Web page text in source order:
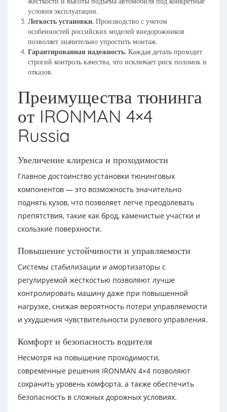
условия эксплуатации.
Легкость установки. Производство с учетом
особенностей российских моделей внедорожников
позволяет значительно упростить монтаж.
Гарантированная надежность. Каждая деталь проходит
строгий контроль качества, что исключает риск поломок и
отказов.
Преимущества тюнинга
от IRONMAN 4×4
Russia
Увеличение клиренса и проходимости
Главное достоинство установки тюнинговых
компонентов — это возможность значительно
поднять кузов, что позволяет легче преодолевать
препятствия, такие как брод, каменистые участки и
скользкие поверхности.
Повышение устойчивости и управляемости
Системы стабилизации и амортизаторы с
регулируемой жесткостью позволяют лучше
контролировать машину даже при повышенной
нагрузке, снижая вероятность потери управляемости
и ухудшения чувствительности рулевого управления.
Комфорт и безопасность водителя
Несмотря на повышение проходимости,
современные решения IRONMAN 4×4 позволяют
сохранить уровень комфорта, а также обеспечить
безопасность в сложных дорожных условиях.